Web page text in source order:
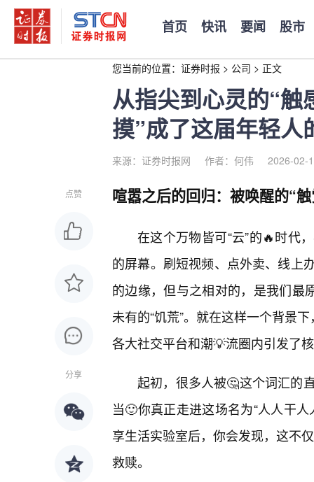
首页 快讯 要闻 股市
您当前的位置： 证券时报 > 公司 > 正文
从指尖到心灵的“触
摸”成了这届年轻人
来源：证券时报网 作者：何伟 2026-02-
点赞
分享
喧嚣之后的回归：被唤醒的“
在这个万物皆可“云”的🔥时代
的屏幕。刷短视频、点外卖、线上
的边缘，但与之相对的，是我们
未有的“饥荒”。就在这样一个背景
各大社交平台和潮💡流圈内引发了核
起初，很多人被🤔这个词汇的
当🙂你真正走进这场名为“人人干
享生活实验室后，你会发现，这不
救赎。